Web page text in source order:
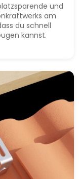
und
am
du schnell
kannst.